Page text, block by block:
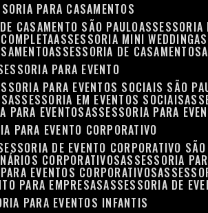
PARA CASAMENTOS
CASAMENTO SÃO PAULO
ASSESSORIA MINI WEDDING
ASSESSORIA DE CASAMENTOS
PARA EVENTO
PARA EVENTOS SOCIAIS SÃO
ASSESSORIA EM EVENTOS SOCIAIS
PARA EVENTOS ASSESSORIA PARA
PARA EVENTO CORPORATIVO
DE EVENTO CORPORATIVO
CORPORATIVOS ASSESSORIA
EVENTOS CORPORATIVOS
PARA EMPRESAS ASSESSORIA DE
PARA EVENTOS INFANTIS